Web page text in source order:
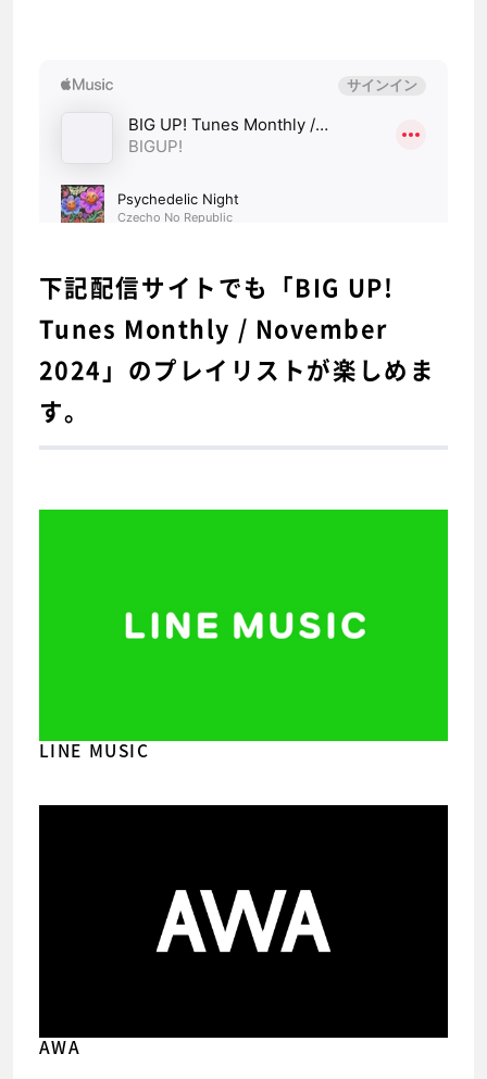
下記配信サイトでも「BIG UP!
Tunes Monthly / November
2024」のプレイリストが楽しめま
す。
LINE MUSIC
AWA